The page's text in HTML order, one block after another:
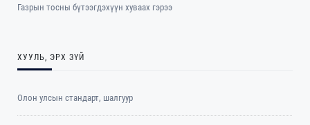
Газрын тосны бүтээгдэхүүн хуваах гэрээ
ХУУЛЬ, ЭРХ ЗҮЙ
Олон улсын стандарт, шалгуур